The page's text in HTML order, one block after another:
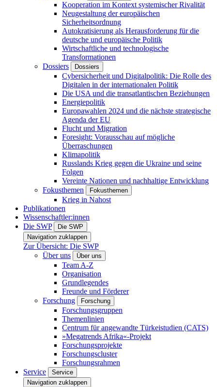
Kooperation im Kontext systemischer Rivalität
Neugestaltung der europäischen
Sicherheitsordnung
Autokratisierung als Herausforderung für die
deutsche und europäische Politik
Wirtschaftliche und technologische
Transformationen
Dossiers
Dossiers
Cybersicherheit und Digitalpolitik: Die Rolle des
Digitalen in der internationalen Politik
Die USA und die transatlantischen Beziehungen
Energiepolitik
Europawahlen 2024 und die nächste strategische
Agenda der EU
Flucht und Migration
Foresight: Vorausschau auf mögliche
Überraschungen
Klimapolitik
Russlands Krieg gegen die Ukraine und seine
Folgen
Vereinte Nationen und nachhaltige Entwicklung
Fokusthemen
Fokusthemen
Krieg in Nahost
Publikationen
Wissenschaftler:innen
Die SWP
Die SWP
Navigation zuklappen
Zur Übersicht: Die SWP
Über uns
Über uns
Team A-Z
Organisation
Grundlegendes
Freunde und Förderer
Forschung
Forschung
Forschungsgruppen
Themenlinien
Centrum für angewandte Türkeistudien (CATS)
»Megatrends Afrika«-Projekt
Forschungsprojekte
Forschungscluster
Forschungsrahmen
Service
Service
Navigation zuklappen